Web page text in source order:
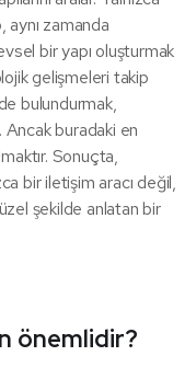
aynı zamanda
bir yapı oluşturmak
gelişmeleri takip
bulundurmak,
Ancak buradaki en
Sonuçta,
bir iletişim aracı değil,
şekilde anlatan bir
önemlidir?